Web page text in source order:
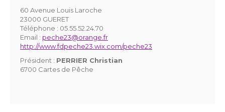
60 Avenue Louis Laroche
23000 GUERET
Téléphone : 05.55.52.24.70
Email : peche23@orange.fr
http://www.fdpeche23.wix.com/peche23
Président : PERRIER Christian
6700 Cartes de Pêche